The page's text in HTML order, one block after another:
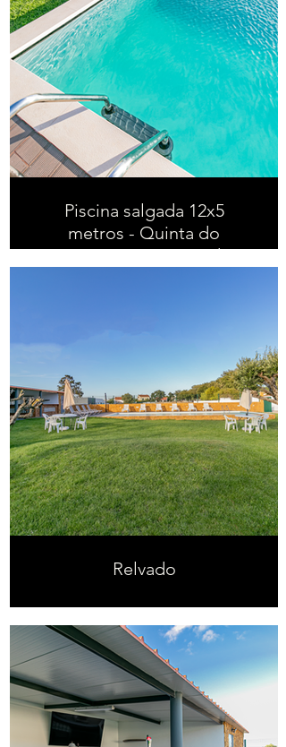
Piscina salgada 12x5
metros - Quinta do
Raposo em Quinta do
Relvado